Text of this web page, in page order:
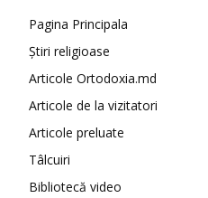
Pagina Principala
Știri religioase
Articole Ortodoxia.md
Articole de la vizitatori
Articole preluate
Tâlcuiri
Bibliotecă video